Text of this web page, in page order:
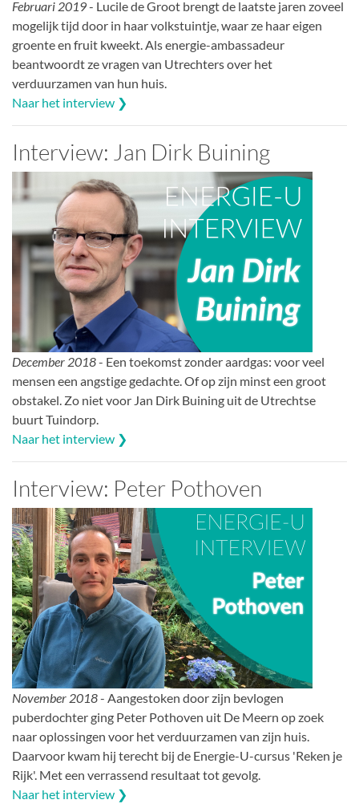
Februari 2019- Lucile de Groot brengt de laatste jaren zoveel
mogelijk tijd door in haar volkstuintje, waar ze haar eigen
groente en fruit kweekt. Als energie-ambassadeur
beantwoordt ze vragen van Utrechters over het
verduurzamen van hun huis.
Naar het interview ❯
Interview: Jan Dirk Buining
December 2018- Een toekomst zonder aardgas: voor veel
mensen een angstige gedachte. Of op zijn minst een groot
obstakel. Zo niet voor Jan Dirk Buining uit de Utrechtse
buurt Tuindorp.
Naar het interview ❯
Interview: Peter Pothoven
November 2018- Aangestoken door zijn bevlogen
puberdochter ging Peter Pothoven uit De Meern op zoek
naar oplossingen voor het verduurzamen van zijn huis.
Daarvoor kwam hij terecht bij de Energie-U-cursus 'Reken je
Rijk'. Met een verrassend resultaat tot gevolg.
Naar het interview ❯